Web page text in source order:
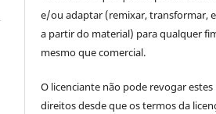
e/ou adaptar (remixar, transformar,
a partir do material) para qualquer
mesmo que comercial.
O licenciante não pode revogar estes
direitos desde que os termos da